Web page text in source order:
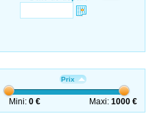
Prix
Mini:0 € Maxi: 1000 €